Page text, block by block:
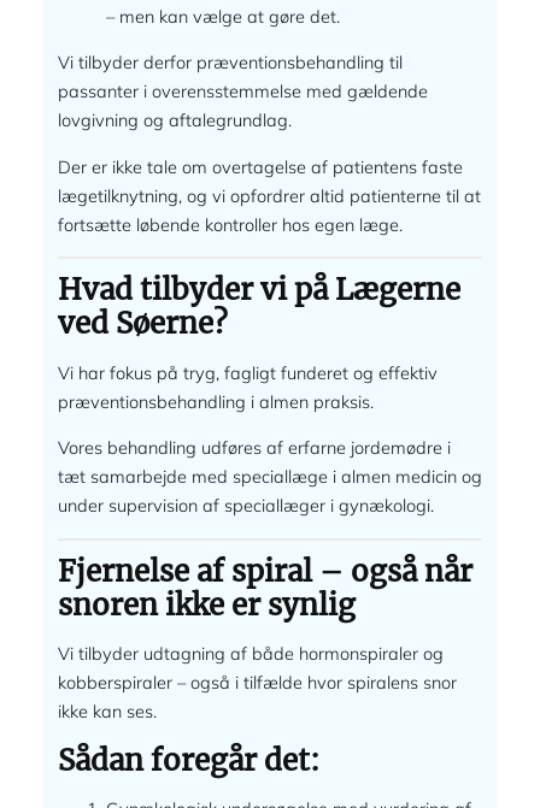
– men kan vælge at gøre det.
Vi tilbyder derfor præventionsbehandling til
passanter i overensstemmelse med gældende
lovgivning og aftalegrundlag.
Der er ikke tale om overtagelse af patientens faste
lægetilknytning, og vi opfordrer altid patienterne til at
fortsætte løbende kontroller hos egen læge.
Hvad tilbyder vi på Lægerne
ved Søerne?
Vi har fokus på tryg, fagligt funderet og effektiv
præventionsbehandling i almen praksis.
Vores behandling udføres af erfarne jordemødre i
tæt samarbejde med speciallæge i almen medicin og
under supervision af speciallæger i gynækologi.
Fjernelse af spiral – også når
snoren ikke er synlig
Vi tilbyder udtagning af både hormonspiraler og
kobberspiraler – også i tilfælde hvor spiralens snor
ikke kan ses.
Sådan foregår det: